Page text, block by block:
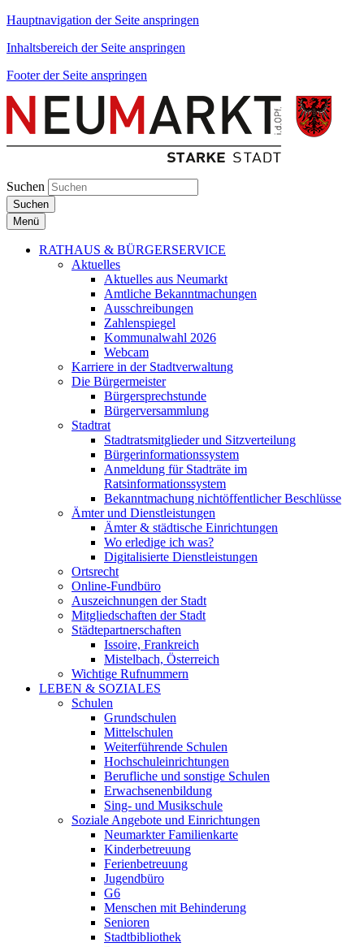
Hauptnavigation der Seite anspringen
Inhaltsbereich der Seite anspringen
Footer der Seite anspringen
Suchen
Suchen
Menü
RATHAUS & BÜRGERSERVICE
Aktuelles
Aktuelles aus Neumarkt
Amtliche Bekanntmachungen
Ausschreibungen
Zahlenspiegel
Kommunalwahl 2026
Webcam
Karriere in der Stadtverwaltung
Die Bürgermeister
Bürgersprechstunde
Bürgerversammlung
Stadtrat
Stadtratsmitglieder und Sitzverteilung
Bürgerinformationssystem
Anmeldung für Stadträte im
Ratsinformationssystem
Bekanntmachung nichtöffentlicher Beschlüsse
Ämter und Dienstleistungen
Ämter & städtische Einrichtungen
Wo erledige ich was?
Digitalisierte Dienstleistungen
Ortsrecht
Online-Fundbüro
Auszeichnungen der Stadt
Mitgliedschaften der Stadt
Städtepartnerschaften
Issoire, Frankreich
Mistelbach, Österreich
Wichtige Rufnummern
LEBEN & SOZIALES
Schulen
Grundschulen
Mittelschulen
Weiterführende Schulen
Hochschuleinrichtungen
Berufliche und sonstige Schulen
Erwachsenenbildung
Sing- und Musikschule
Soziale Angebote und Einrichtungen
Neumarkter Familienkarte
Kinderbetreuung
Ferienbetreuung
Jugendbüro
G6
Menschen mit Behinderung
Senioren
Stadtbibliothek